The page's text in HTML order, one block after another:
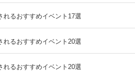
れるおすすめイベント17選
れるおすすめイベント20選
れるおすすめイベント20選